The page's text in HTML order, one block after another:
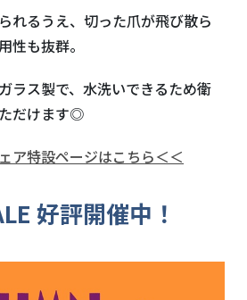
れるうえ、切った爪が飛び散ら
性も抜群。
ラス製で、水洗いできるため衛
だけます◎
ア特設ページはこちら＜＜
好評開催中！